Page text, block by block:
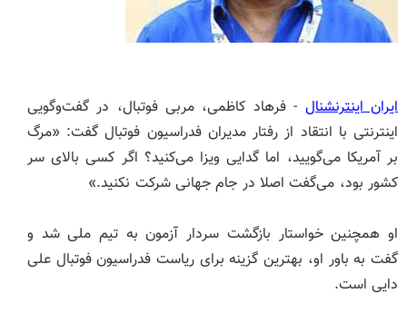
ایران اینترنشنال - فرهاد کاظمی، مربی فوتبال، در گفت‌وگویی
اینترنتی با انتقاد از رفتار مدیران فدراسیون فوتبال گفت: «مرگ
بر آمریکا می‌گویید، اما گدایی ویزا می‌کنید؟ اگر کسی بالای سر
کشور بود، می‌گفت اصلا در جام جهانی شرکت نکنید.»
او همچنین خواستار بازگشت سردار آزمون به تیم ملی شد و
گفت به باور او، بهترین گزینه برای ریاست فدراسیون فوتبال علی
دایی است.